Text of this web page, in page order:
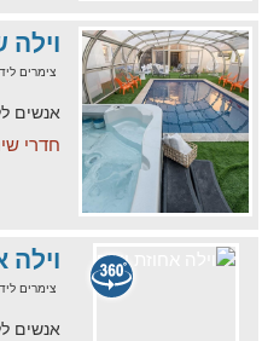
צימרים ליד
אנשים
חדרי שינה 6,
וילה
צימרים ליד
אנשים